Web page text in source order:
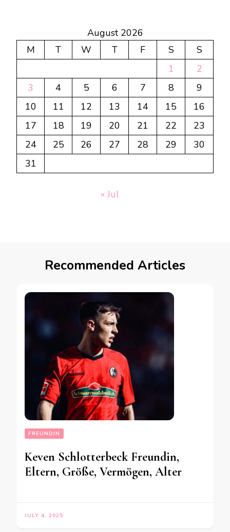
August 2026
M
T W T F S
S
1
2
3
4 5 6 7 8
9
10
11 12 13 14 15
16
17
18 19 20 21 22
23
24
25 26 27 28 29
30
31
« Jul
Recommended Articles
FREUNDIN
Keven Schlotterbeck Freundin,
Eltern, Größe, Vermögen, Alter
JULY 4, 2025